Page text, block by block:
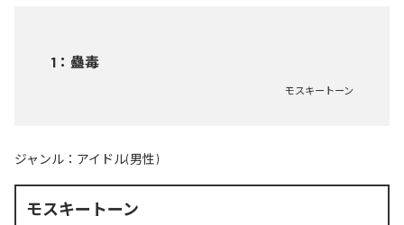
1 ： 蠱毒
モスキートーン
ジャンル： アイドル(男性)
モスキートーン